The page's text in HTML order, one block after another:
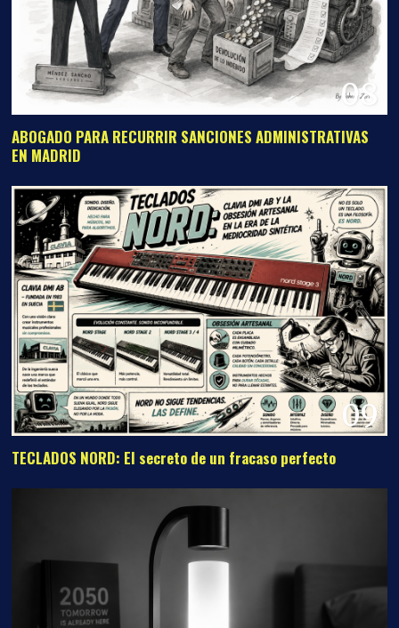
08
ABOGADO PARA RECURRIR SANCIONES ADMINISTRATIVAS
EN MADRID
09
TECLADOS NORD: El secreto de un fracaso perfecto